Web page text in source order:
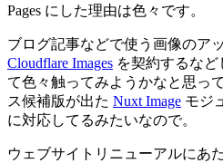
Pages にした理由は色々です。
ブログ記事などで使う画像のア
Cloudflare Images を契約するな
て色々触ってみようかなと思っ
ス候補版が出た Nuxt Image モジ
に対応してるみたいなので。
ウェブサイトリニューアルにあ